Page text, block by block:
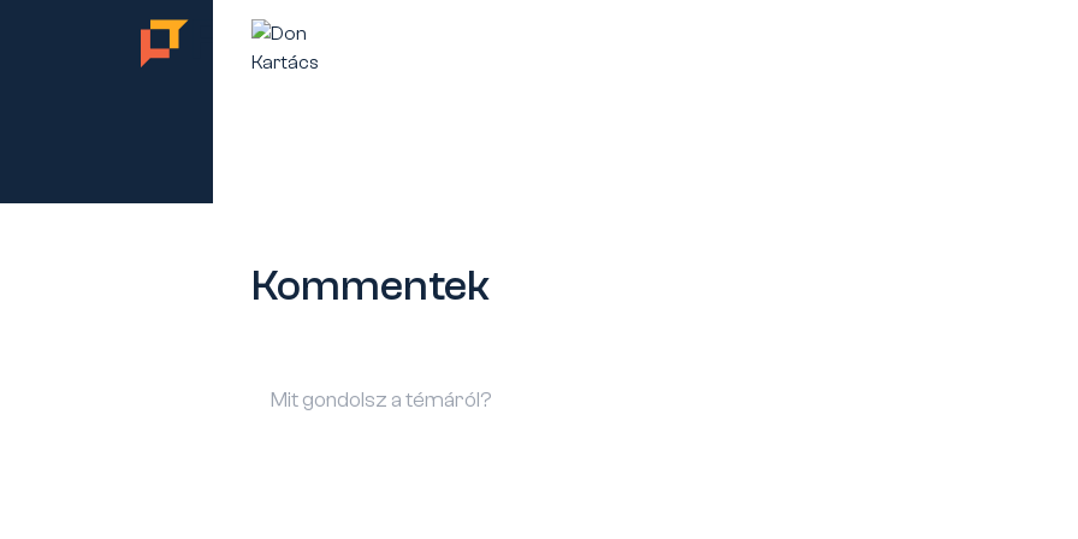
Kommentek